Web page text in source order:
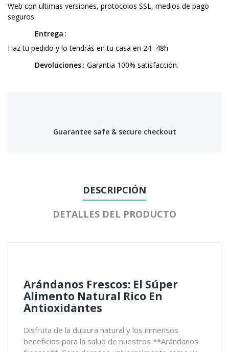
Web con ultimas versiones, protocolos SSL, medios de pago
seguros
Entrega
Haz tu pedido y lo tendrás en tu casa en 24 -48h
Devoluciones Garantia 100% satisfacción.
Guarantee safe & secure checkout
DESCRIPCIÓN
DETALLES DEL PRODUCTO
Arándanos Frescos: El Súper
Alimento Natural Rico En
Antioxidantes
Disfruta de la dulzura natural y los inmensos
beneficios para la salud de nuestros **Arándanos